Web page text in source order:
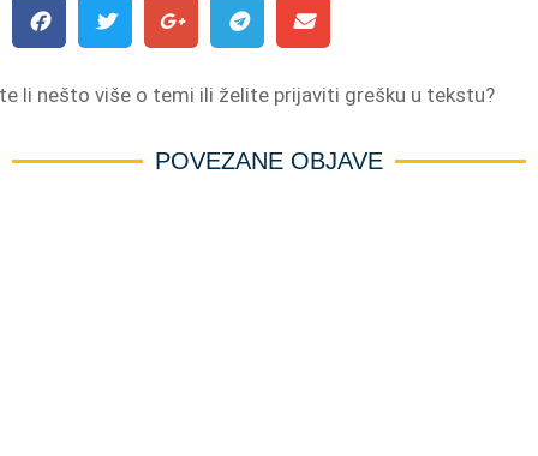
li nešto više o temi ili želite prijaviti grešku u tekstu?
POVEZANE OBJAVE